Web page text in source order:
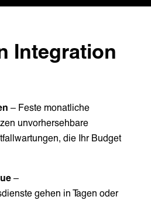
Integration
– Feste monatliche
unvorhersehbare
die Ihr Budget
–
gehen in Tagen oder